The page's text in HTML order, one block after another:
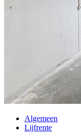
Algemeen
Lijfrente